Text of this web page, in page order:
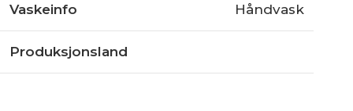
Vaskeinfo Håndvask
Produksjonsland